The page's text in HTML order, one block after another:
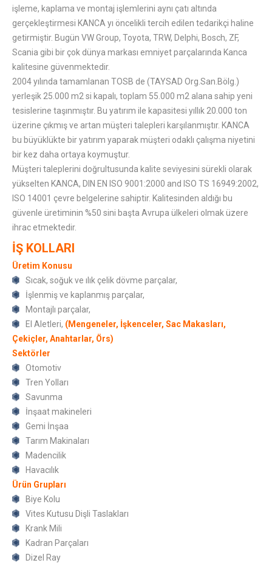
işleme, kaplama ve montaj işlemlerini aynı çatı altında
gerçekleştirmesi KANCA yı öncelikli tercih edilen tedarikçi haline
getirmiştir. Bugün VW Group, Toyota, TRW, Delphi, Bosch, ZF,
Scania gibi bir çok dünya markası emniyet parçalarında Kanca
kalitesine güvenmektedir.
2004 yılında tamamlanan TOSB de (TAYSAD Org.San.Bölg.)
yerleşik 25.000 m2 si kapalı, toplam 55.000 m2 alana sahip yeni
tesislerine taşınmıştır. Bu yatırım ile kapasitesi yıllık 20.000 ton
üzerine çıkmış ve artan müşteri talepleri karşılanmıştır. KANCA
bu büyüklükte bir yatırım yaparak müşteri odaklı çalışma niyetini
bir kez daha ortaya koymuştur.
Müşteri taleplerini doğrultusunda kalite seviyesini sürekli olarak
yükselten KANCA, DIN EN ISO 9001:2000 and ISO TS 16949:2002,
ISO 14001 çevre belgelerine sahiptir. Kalitesinden aldığı bu
güvenle üretiminin %50 sini başta Avrupa ülkeleri olmak üzere
ihrac etmektedir.
İŞ KOLLARI
Üretim Konusu
Sıcak, soğuk ve ılık çelik dövme parçalar,
İşlenmiş ve kaplanmış parçalar,
Montajlı parçalar,
El Aletleri, (Mengeneler, İşkenceler, Sac Makasları,
Çekiçler, Anahtarlar, Örs)
Sektörler
Otomotiv
Tren Yolları
Savunma
İnşaat makineleri
Gemi İnşaa
Tarım Makinaları
Madencilik
Havacılık
Ürün Grupları
Biye Kolu
Vites Kutusu Dişli Taslakları
Krank Mili
Kadran Parçaları
Dizel Ray